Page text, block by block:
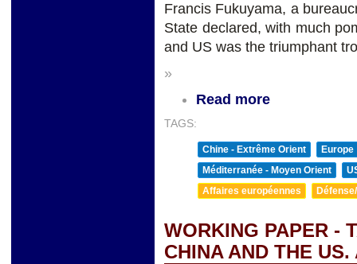
Francis Fukuyama, a
State declared, with much
and US was the triumphant
»
Read more
TAGS:
Chine - Extrême Orient
Europe
Méditerranée - Moyen Orient
Affaires européennes
WORKING PAPER -
CHINA AND THE